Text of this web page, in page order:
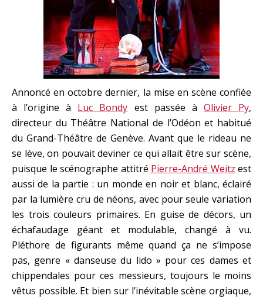
Annoncé en octobre dernier, la mise en scène confiée
à l’origine à Luc Bondy est passée à Olivier Py,
directeur du Théâtre National de l’Odéon et habitué
du Grand-Théâtre de Genève. Avant que le rideau ne
se lève, on pouvait deviner ce qui allait être sur scène,
puisque le scénographe attitré Pierre-André Weitz est
aussi de la partie : un monde en noir et blanc, éclairé
par la lumière cru de néons, avec pour seule variation
les trois couleurs primaires. En guise de décors, un
échafaudage géant et modulable, changé à vu.
Pléthore de figurants même quand ça ne s’impose
pas, genre « danseuse du lido » pour ces dames et
chippendales pour ces messieurs, toujours le moins
vêtus possible. Et bien sur l’inévitable scène orgiaque,